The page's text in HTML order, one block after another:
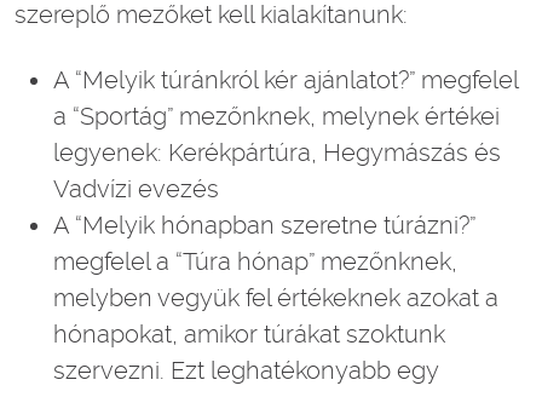
szereplő mezőket kell kialakítanunk:
A “Melyik túránkról kér ajánlatot?” megfelel
a “Sportág” mezőnknek, melynek értékei
legyenek: Kerékpártúra, Hegymászás és
Vadvízi evezés
A “Melyik hónapban szeretne túrázni?”
megfelel a “Túra hónap” mezőnknek,
melyben vegyük fel értékeknek azokat a
hónapokat, amikor túrákat szoktunk
szervezni. Ezt leghatékonyabb egy